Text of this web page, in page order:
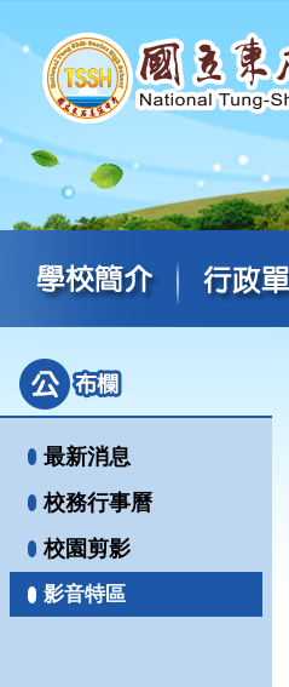
最新消息
校務行事曆
校園剪影
影音特區